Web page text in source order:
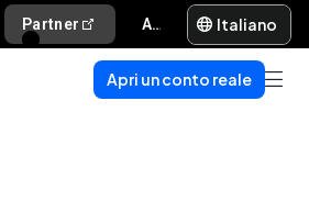
Partner Aiuto e supporto Italiano
Apri un conto reale